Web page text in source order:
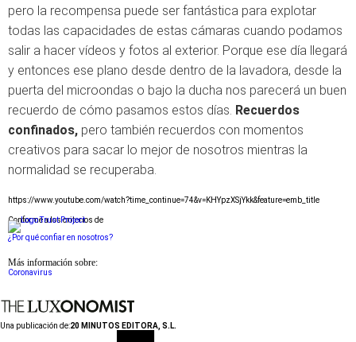
pero la recompensa puede ser fantástica para explotar
todas las capacidades de estas cámaras cuando podamos
salir a hacer vídeos y fotos al exterior. Porque ese día llegará
y entonces ese plano desde dentro de la lavadora, desde la
puerta del microondas o bajo la ducha nos parecerá un buen
recuerdo de cómo pasamos estos días. Recuerdos
confinados, pero también recuerdos con momentos
creativos para sacar lo mejor de nosotros mientras la
normalidad se recuperaba.
https://www.youtube.com/watch?time_continue=74&v=KHYpzXSjYkk&feature=emb_title
Conforme a los criterios de
¿Por qué confiar en nosotros?
Más información sobre:
Coronavirus
Una publicación de:20 MINUTOS EDITORA, S.L.